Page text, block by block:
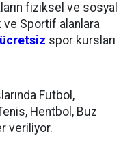
fiziksel ve sosyal
ve Sportif alanlara
ücretsiz spor kursları
Futbol,
Hentbol, Buz
veriliyor.